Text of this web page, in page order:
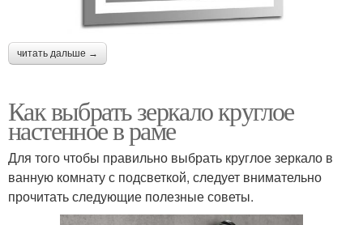
читать дальше →
Как выбрать зеркало круглое
настенное в раме
Для того чтобы правильно выбрать круглое зеркало в
ванную комнату с подсветкой, следует внимательно
прочитать следующие полезные советы.